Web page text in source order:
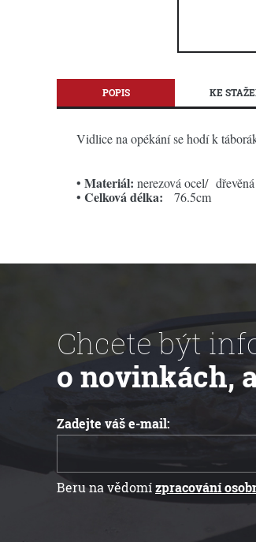
POPIS KE
Vidlice na opékání se hodí k
• Materiál: nerezová ocel/ dřevěná
• Celková délka: 76.5cm
Chcete být
o novinkách,
Zadejte váš e-mail:
Beru na vědomízpracování